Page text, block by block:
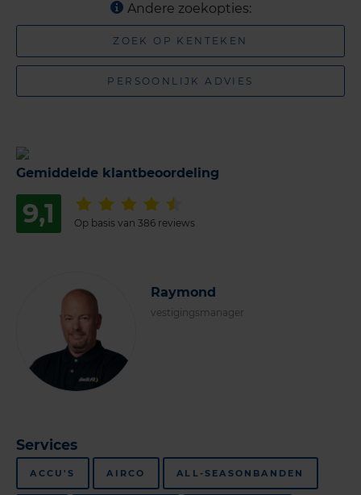
Andere zoekopties:
ZOEK OP KENTEKEN
PERSOONLIJK ADVIES
Gemiddelde klantbeoordeling
9,1 Op basis van 386 reviews
Raymond
vestigingsmanager
Services
ACCU'S AIRCO ALL-SEASONBANDEN